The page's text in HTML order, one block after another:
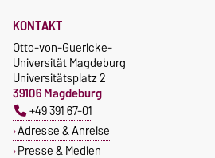
KONTAKT
Otto-von-Guericke-
Universität Magdeburg
Universitätsplatz 2
39106 Magdeburg
+49 391 67-01
Adresse & Anreise
Presse & Medien